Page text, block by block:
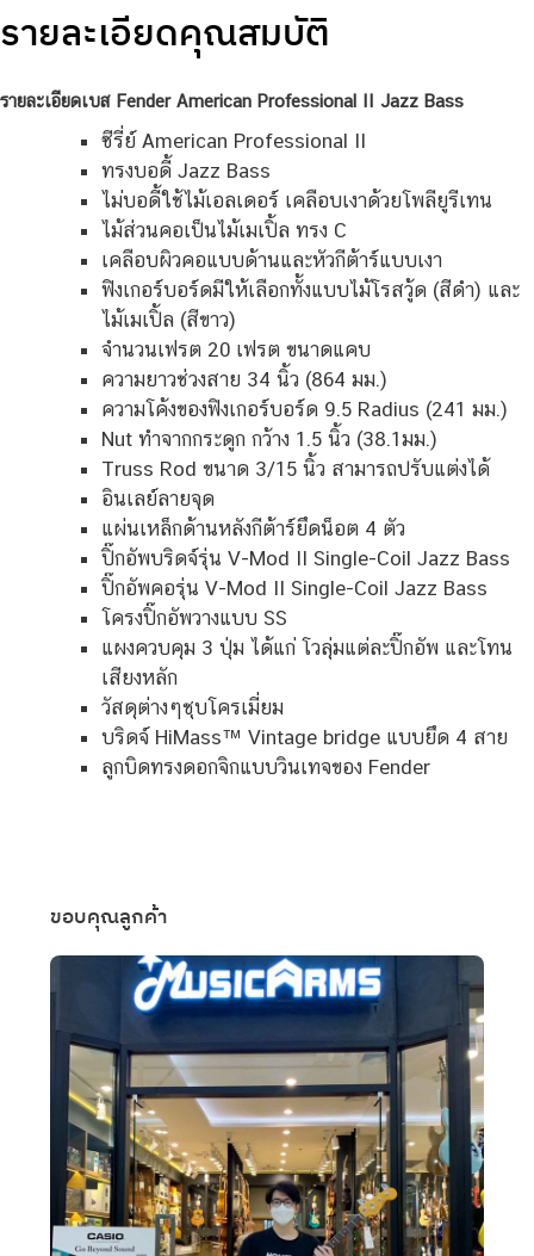
รายละเอียดคุณสมบัติ
รายละเอียดเบส Fender American Professional II Jazz Bass
ซีรี่ย์ American Professional II
ทรงบอดี้ Jazz Bass
ไม่บอดี้ใช้ไม้เอลเดอร์ เคลือบเงาด้วยโพลียูรีเทน
ไม้ส่วนคอเป็นไม้เมเปิ้ล ทรง C
เคลือบผิวคอแบบด้านและหัวกีต้าร์แบบเงา
ฟิงเกอร์บอร์ดมีให้เลือกทั้งแบบไม้โรสวู้ด (สีดำ) และ
ไม้เมเปิ้ล (สีขาว)
จำนวนเฟรต 20 เฟรต ขนาดแคบ
ความยาวช่วงสาย 34 นิ้ว (864 มม.)
ความโค้งของฟิงเกอร์บอร์ด 9.5 Radius (241 มม.)
Nut ทำจากกระดูก กว้าง 1.5 นิ้ว (38.1มม.)
Truss Rod ขนาด 3/15 นิ้ว สามารถปรับแต่งได้
อินเลย์ลายจุด
แผ่นเหล็กด้านหลังกีต้าร์ยึดน็อต 4 ตัว
ปิ๊กอัพบริดจ์รุ่น V-Mod II Single-Coil Jazz Bass
ปิ๊กอัพคอรุ่น V-Mod II Single-Coil Jazz Bass
โครงปิ๊กอัพวางแบบ SS
แผงควบคุม 3 ปุ่ม ได้แก่ โวลุ่มแต่ละปิ๊กอัพ และโทน
เสียงหลัก
วัสดุต่างๆชุบโครเมี่ยม
บริดจ์ HiMass™ Vintage bridge แบบยึด 4 สาย
ลูกบิดทรงดอกจิกแบบวินเทจของ Fender
ขอบคุณลูกค้า